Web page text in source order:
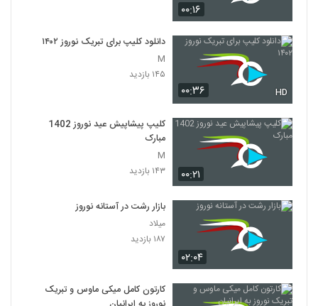
۰۰:۱۶
۰۰:۳۶ HD
دانلود کلیپ برای تبریک نوروز ۱۴۰۲
M
۱۴۵ بازدید
۰۰:۲۱
کلیپ پیشاپیش عید نوروز 1402
مبارک
M
۱۴۳ بازدید
۰۲:۰۴
بازار رشت در آستانه نوروز
میلاد
۱۸۷ بازدید
کارتون کامل میکی ماوس و تبریک